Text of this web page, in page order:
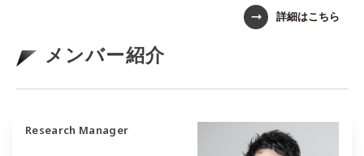
詳細はこちら
メンバー紹介
Research Manager